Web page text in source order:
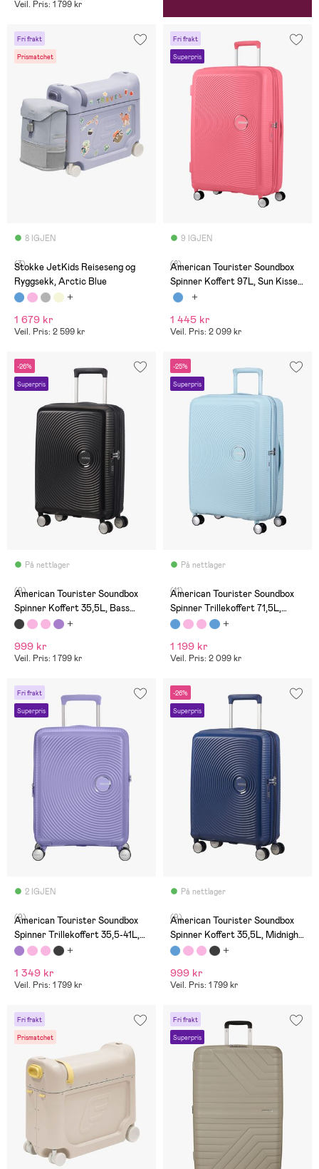
Veil. Pris: 1 799 kr
Fri frakt
Prismatchet
8 IGJEN
(3)
Stokke JetKids Reiseseng og
Ryggsekk, Arctic Blue
1 679 kr
Veil. Pris: 2 599 kr
Fri frakt
Superpris
9 IGJEN
(8)
American Tourister Soundbox
Spinner Koffert 97L, Sun Kissed
Coral
1 445 kr
Veil. Pris: 2 099 kr
-26%
Superpris
På nettlager
(9)
American Tourister Soundbox
Spinner Koffert 35,5L, Bass
Black
999 kr
Veil. Pris: 1 799 kr
-25%
Superpris
På nettlager
(11)
American Tourister Soundbox
Spinner Trillekoffert 71,5L,
Pastel Blue
1 199 kr
Veil. Pris: 2 099 kr
Fri frakt
Superpris
2 IGJEN
(9)
American Tourister Soundbox
Spinner Trillekoffert 35,5-41L,
Lavender
1 349 kr
Veil. Pris: 1 799 kr
-26%
Superpris
På nettlager
(9)
American Tourister Soundbox
Spinner Koffert 35,5L, Midnight
Navy
999 kr
Veil. Pris: 1 799 kr
Fri frakt
Prismatchet
Fri frakt
Superpris